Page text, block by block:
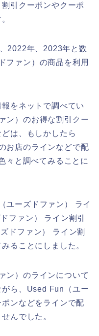
引クーポンやクーポ
2022年、2023年と数
ファン）の商品を利用
をネットで調べてい
ン）のお得な割引クー
は、もしかしたら
お店のラインなどで配
々と調べてみることに
ユーズドファン） ライ
ファン） ライン割引
ドファン） ライン割
ることにしました。
ン）のラインについて
ら、Used Fun（ユー
ンなどをラインで配
んでした。